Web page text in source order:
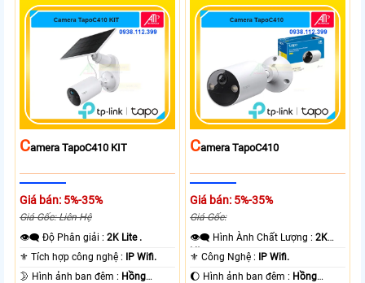
CAmera TapoC410 KIT
Giá bán: 5%-35%
Giá Gốc: Liên Hệ
👁️‍🗨 Độ Phân giải :2K Lite .
⚜️ Tích hợp công nghệ : IP Wifi.
🌛 Hình ảnh ban đêm : Hồng
CAmera TapoC410
Giá bán: 5%-35%
Giá Gốc:
👁️‍🗨 Hình Ành Chất Lượng :2K
Lite .
⚜️ Công Nghệ : IP Wifi.
🌔 Hình ảnh ban đêm : Hồng